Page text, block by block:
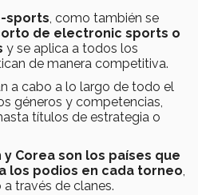
sports, como también se
de electronic sports o
y se aplica a todos los
de manera competitiva.
a cabo a lo largo de todo el
géneros y competencias,
títulos de estrategia o
Corea son los países que
los podios en cada torneo,
través de clanes.